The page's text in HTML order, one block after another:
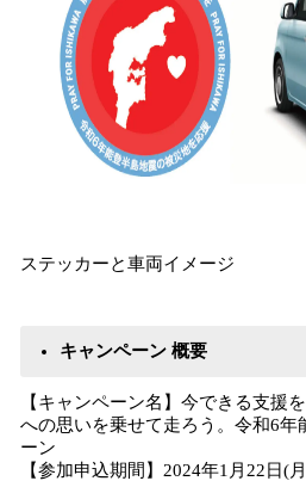
ステッカーと車両イメージ
キャンペーン 概要
【キャンペーン名】今できる支援
への思いを乗せて走ろう。令和6年
ーン
【参加申込期間】2024年1月22日(